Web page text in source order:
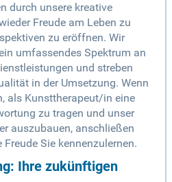
durch unsere kreative
Freude am Leben zu
zu eröffnen. Wir
umfassendes Spektrum an
und streben
in der Umsetzung. Wenn
als Kunsttherapeut/in eine
zu tragen und unser
auszubauen, anschließen
Sie kennenzulernen.
Ihre zukünftigen